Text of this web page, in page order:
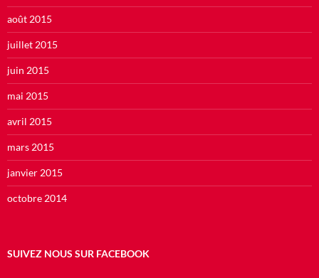
août 2015
juillet 2015
juin 2015
mai 2015
avril 2015
mars 2015
janvier 2015
octobre 2014
SUIVEZ NOUS SUR FACEBOOK